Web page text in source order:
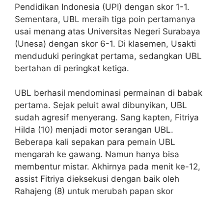
Pendidikan Indonesia (UPI) dengan skor 1-1.
Sementara, UBL meraih tiga poin pertamanya
usai menang atas Universitas Negeri Surabaya
(Unesa) dengan skor 6-1. Di klasemen, Usakti
menduduki peringkat pertama, sedangkan UBL
bertahan di peringkat ketiga.
UBL berhasil mendominasi permainan di babak
pertama. Sejak peluit awal dibunyikan, UBL
sudah agresif menyerang. Sang kapten, Fitriya
Hilda (10) menjadi motor serangan UBL.
Beberapa kali sepakan para pemain UBL
mengarah ke gawang. Namun hanya bisa
membentur mistar. Akhirnya pada menit ke-12,
assist Fitriya dieksekusi dengan baik oleh
Rahajeng (8) untuk merubah papan skor